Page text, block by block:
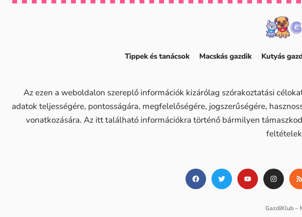
Tippek és tanácsok Macskás gazdik Kutyás
Az ezen a weboldalon szereplő információk kizárólag szórakoztatási
adatok teljességére, pontosságára, megfelelőségére, jogszerűségére,
vonatkozására. Az itt található információkra történő bármilyen
GazdiKlub –